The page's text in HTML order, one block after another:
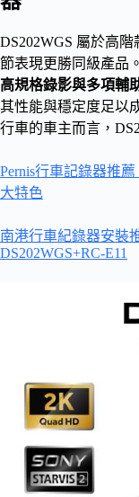
DS202WGS 屬於高
節表現更勝同級產品。
高規格錄影與多項輔
其性能與穩定度足以
行車的車主而言，
Pernis行車記錄器推
大特色
南港行車紀錄器安裝
DS202WGS+RC-E11